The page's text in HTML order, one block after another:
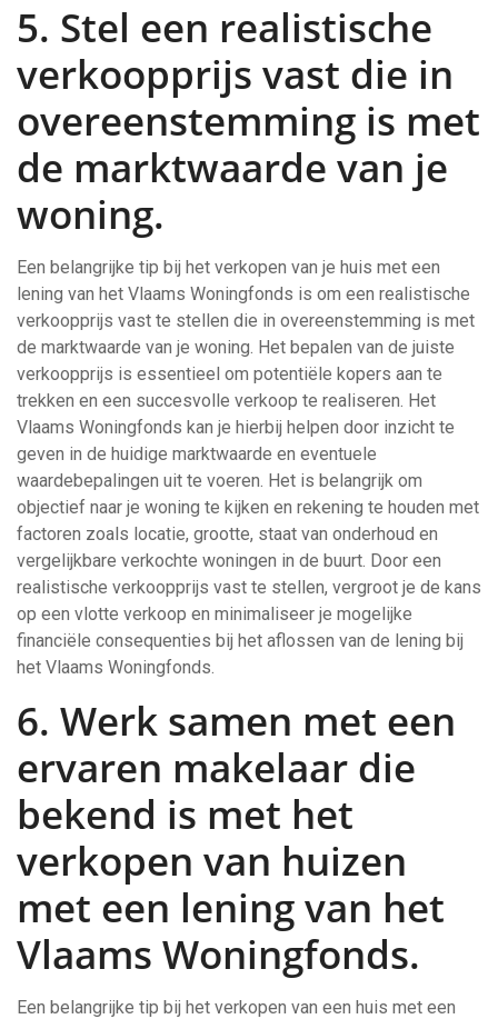
5. Stel een realistische
verkoopprijs vast die in
overeenstemming is met
de marktwaarde van je
woning.
Een belangrijke tip bij het verkopen van je huis met een
lening van het Vlaams Woningfonds is om een realistische
verkoopprijs vast te stellen die in overeenstemming is met
de marktwaarde van je woning. Het bepalen van de juiste
verkoopprijs is essentieel om potentiële kopers aan te
trekken en een succesvolle verkoop te realiseren. Het
Vlaams Woningfonds kan je hierbij helpen door inzicht te
geven in de huidige marktwaarde en eventuele
waardebepalingen uit te voeren. Het is belangrijk om
objectief naar je woning te kijken en rekening te houden met
factoren zoals locatie, grootte, staat van onderhoud en
vergelijkbare verkochte woningen in de buurt. Door een
realistische verkoopprijs vast te stellen, vergroot je de kans
op een vlotte verkoop en minimaliseer je mogelijke
financiële consequenties bij het aflossen van de lening bij
het Vlaams Woningfonds.
6. Werk samen met een
ervaren makelaar die
bekend is met het
verkopen van huizen
met een lening van het
Vlaams Woningfonds.
Een belangrijke tip bij het verkopen van een huis met een